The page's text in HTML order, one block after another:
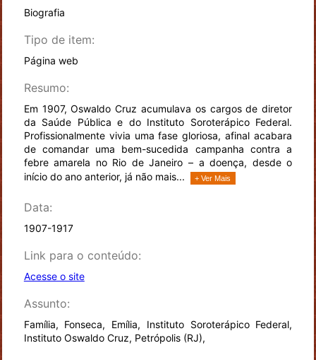
Biografia
Tipo de item:
Página web
Resumo:
Em 1907, Oswaldo Cruz acumulava os cargos de diretor
da Saúde Pública e do Instituto Soroterápico Federal.
Profissionalmente vivia uma fase gloriosa, afinal acabara
de comandar uma bem-sucedida campanha contra a
febre amarela no Rio de Janeiro – a doença, desde o
início do ano anterior, já não mais...
+ Ver Mais
Data:
1907-1917
Link para o conteúdo:
Acesse o site
Assunto:
Família, Fonseca, Emília, Instituto Soroterápico Federal,
Instituto Oswaldo Cruz, Petrópolis (RJ),